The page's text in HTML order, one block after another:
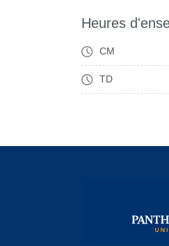
Heures
CM
TD